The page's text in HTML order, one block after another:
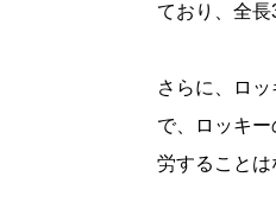
ており、全長
さらに、ロッ
で、ロッキ
労することは